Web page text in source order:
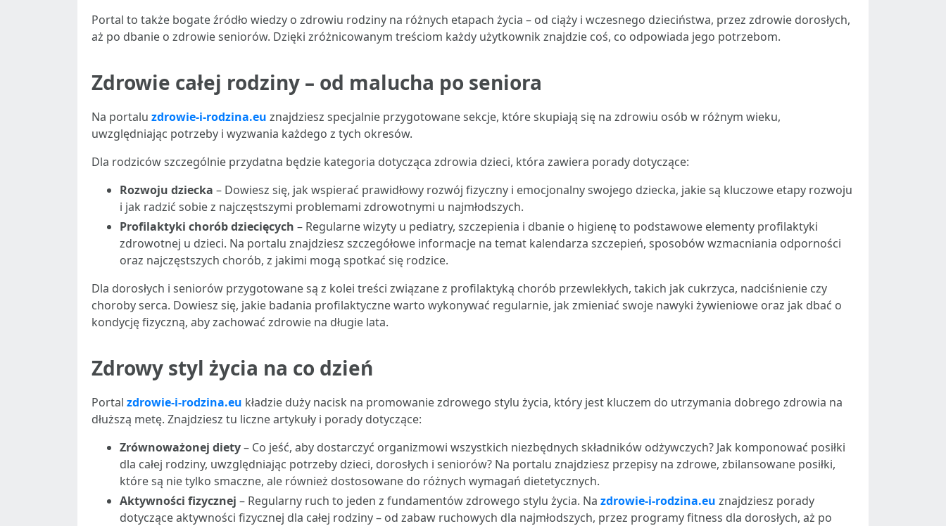
Portal to także bogate źródło wiedzy o zdrowiu rodziny na różnych etapach życia – od ciąży i wczesnego dzieciństwa, przez zdrowie dorosłych,
aż po dbanie o zdrowie seniorów. Dzięki zróżnicowanym treściom każdy użytkownik znajdzie coś, co odpowiada jego potrzebom.
Zdrowie całej rodziny – od malucha po seniora
Na portalu zdrowie-i-rodzina.eu znajdziesz specjalnie przygotowane sekcje, które skupiają się na zdrowiu osób w różnym wieku,
uwzględniając potrzeby i wyzwania każdego z tych okresów.
Dla rodziców szczególnie przydatna będzie kategoria dotycząca zdrowia dzieci, która zawiera porady dotyczące:
Rozwoju dziecka – Dowiesz się, jak wspierać prawidłowy rozwój fizyczny i emocjonalny swojego dziecka, jakie są kluczowe etapy rozwoju
i jak radzić sobie z najczęstszymi problemami zdrowotnymi u najmłodszych.
Profilaktyki chorób dziecięcych – Regularne wizyty u pediatry, szczepienia i dbanie o higienę to podstawowe elementy profilaktyki
zdrowotnej u dzieci. Na portalu znajdziesz szczegółowe informacje na temat kalendarza szczepień, sposobów wzmacniania odporności
oraz najczęstszych chorób, z jakimi mogą spotkać się rodzice.
Dla dorosłych i seniorów przygotowane są z kolei treści związane z profilaktyką chorób przewlekłych, takich jak cukrzyca, nadciśnienie czy
choroby serca. Dowiesz się, jakie badania profilaktyczne warto wykonywać regularnie, jak zmieniać swoje nawyki żywieniowe oraz jak dbać o
kondycję fizyczną, aby zachować zdrowie na długie lata.
Zdrowy styl życia na co dzień
Portal zdrowie-i-rodzina.eu kładzie duży nacisk na promowanie zdrowego stylu życia, który jest kluczem do utrzymania dobrego zdrowia na
dłuższą metę. Znajdziesz tu liczne artykuły i porady dotyczące:
Zrównoważonej diety– Co jeść, aby dostarczyć organizmowi wszystkich niezbędnych składników odżywczych? Jak komponować posiłki
dla całej rodziny, uwzględniając potrzeby dzieci, dorosłych i seniorów? Na portalu znajdziesz przepisy na zdrowe, zbilansowane posiłki,
które są nie tylko smaczne, ale również dostosowane do różnych wymagań dietetycznych.
Aktywności fizycznej – Regularny ruch to jeden z fundamentów zdrowego stylu życia. Na zdrowie-i-rodzina.eu znajdziesz porady
dotyczące aktywności fizycznej dla całej rodziny – od zabaw ruchowych dla najmłodszych, przez programy fitness dla dorosłych, aż po